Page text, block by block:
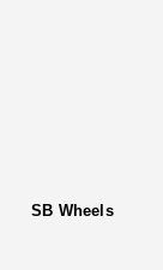
SB Wheels